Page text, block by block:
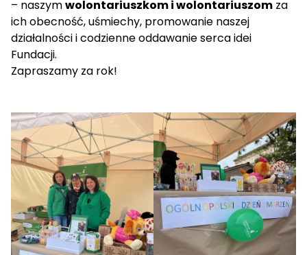
– naszymwolontariuszkom i wolontariuszom za
ich obecność, uśmiechy, promowanie naszej
działalności i codzienne oddawanie serca idei
Fundacji.
Zapraszamy za rok!